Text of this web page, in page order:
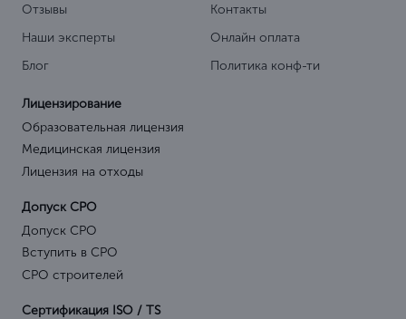
Отзывы
Наши эксперты
Блог
Контакты
Онлайн оплата
Политика конф-ти
Лицензирование
Образовательная лицензия
Медицинская лицензия
Лицензия на отходы
Допуск СРО
Допуск СРО
Вступить в СРО
СРО строителей
Сертификация ISO / TS